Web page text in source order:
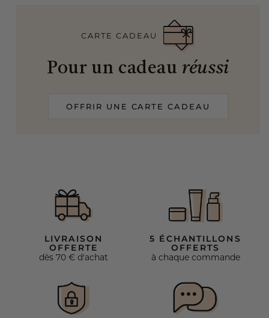
CARTE CADEAU
Pour un cadeauréussi
OFFRIR UNE CARTE CADEAU
LIVRAISON
OFFERTE
dès 70 € d'achat
5 ÉCHANTILLONS
OFFERTS
à chaque commande